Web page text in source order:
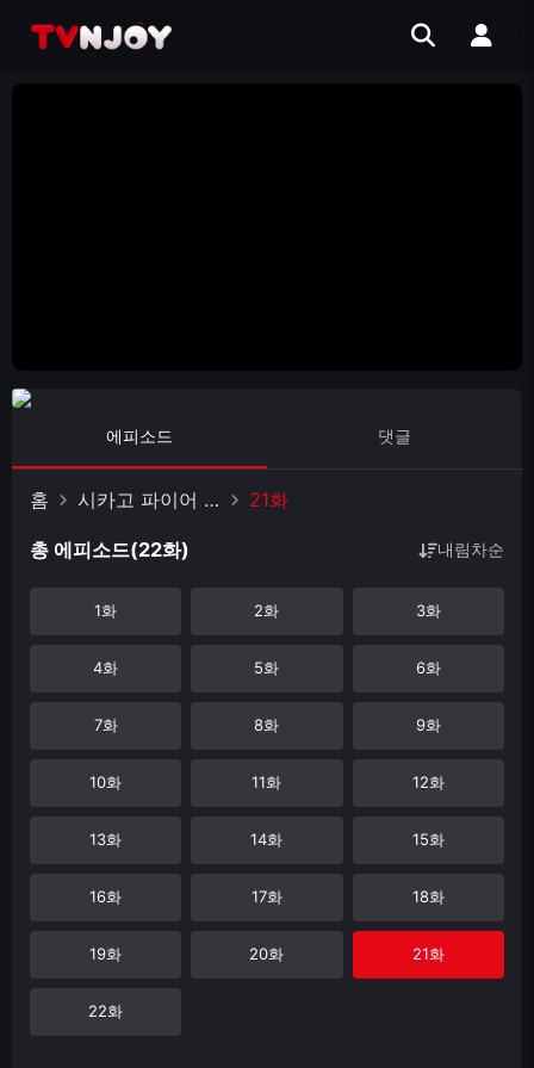
에피소드 댓글
홈 시카고 파이어 시즌 2 21화
총 에피소드(22화) 내림차순
1화 2화 3화
4화 5화 6화
7화 8화 9화
10화 11화 12화
13화 14화 15화
16화 17화 18화
19화 20화 21화
22화